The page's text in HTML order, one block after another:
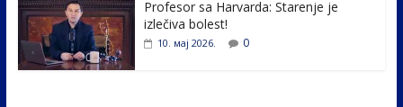
Profesor sa Harvarda: Starenje je
izlečiva bolest!
10. мај 2026. 0